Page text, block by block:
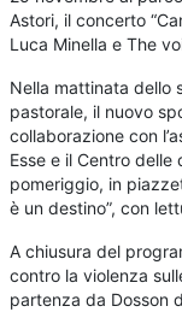
Astori, il concerto
Luca Minella e The
Nella mattinata dello
pastorale, il nuovo
collaborazione con
Esse e il Centro
pomeriggio, in
è un destino”, con
A chiusura del
contro la violenza
partenza da Dosson